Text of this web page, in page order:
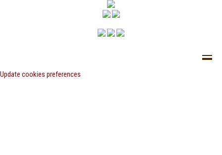
Update cookies preferences